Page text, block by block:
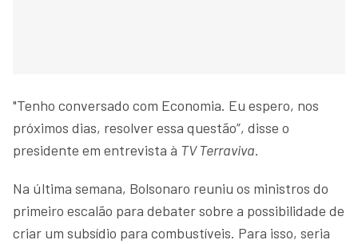
"Tenho conversado com Economia. Eu espero, nos
próximos dias, resolver essa questão”, disse o
presidente em entrevista à TV Terraviva.
Na última semana, Bolsonaro reuniu os ministros do
primeiro escalão para debater sobre a possibilidade de
criar um subsídio para combustíveis. Para isso, seria